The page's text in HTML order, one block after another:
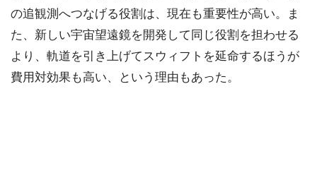
の追観測へつなげる役割は、現在も重要性が高い。ま
た、新しい宇宙望遠鏡を開発して同じ役割を担わせる
より、軌道を引き上げてスウィフトを延命するほうが
費用対効果も高い、という理由もあった。